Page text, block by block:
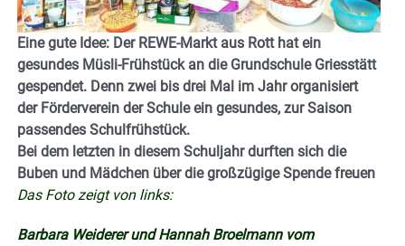
Eine gute Idee: Der REWE-Markt aus Rott hat ein
gesundes Müsli-Frühstück an die Grundschule Griesstätt
gespendet. Denn zwei bis drei Mal im Jahr organisiert
der Förderverein der Schule ein gesundes, zur Saison
passendes Schulfrühstück.
Bei dem letzten in diesem Schuljahr durften sich die
Buben und Mädchen über die großzügige Spende freuen
Das Foto zeigt von links:
Barbara Weiderer und Hannah Broelmann vom